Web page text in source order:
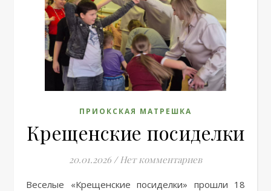
ПРИОКСКАЯ МАТРЕШКА
Крещенские посиделки
20.01.2026 / Нет комментариев
Веселые «Крещенские посиделки» прошли 18